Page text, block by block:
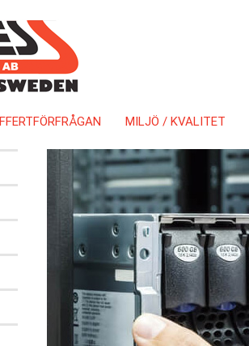
MILJÖ / KVALITET